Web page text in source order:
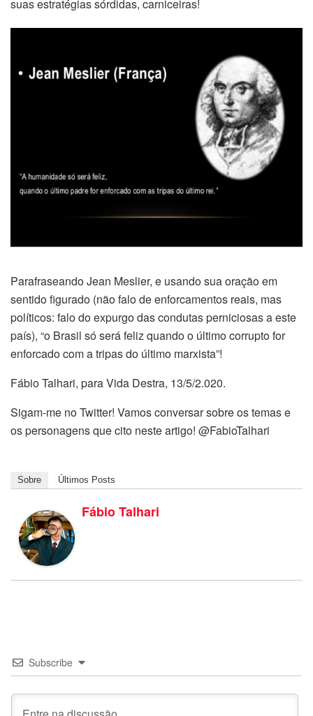
suas estratégias sórdidas, carniceiras!
Parafraseando Jean Meslier, e usando sua oração em
sentido figurado (não falo de enforcamentos reais, mas
políticos: falo do expurgo das condutas perniciosas a este
país), “o Brasil só será feliz quando o último corrupto for
enforcado com a tripas do último marxista”!
Fábio Talhari, para Vida Destra, 13/5/2.020.
Sigam-me no Twitter! Vamos conversar sobre os temas e
os personagens que cito neste artigo! @FabioTalhari
Sobre Últimos Posts
Fábio Talhari
Subscribe